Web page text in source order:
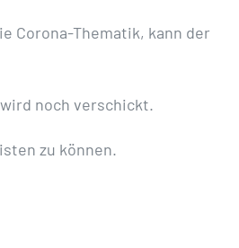
Corona-Thematik, kann der
noch verschickt.
zu können.